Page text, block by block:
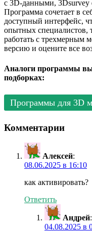
с 3D-данными, 3Dsurvey
Программа сочетает в
доступный интерфейс,
опытных специалистов,
работать с трехмерным
версию и оцените все
Аналоги программы
подборках:
Программы для 3D
Комментарии
Алексей:
08.06.2025 в 16:10
как активировать?
Ответить
Андрей:
04.08.2025 в